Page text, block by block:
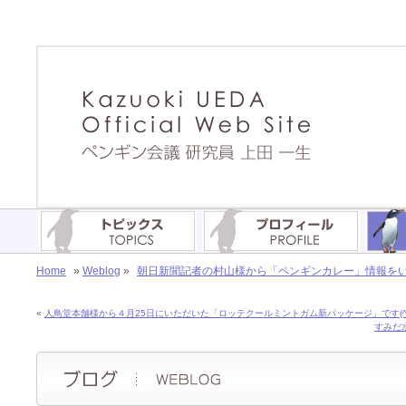
Home » Weblog » 朝日新聞記者の村山様から「ペンギンカレー」情報を
«
人鳥堂本舗様から４月25日にいただいた「ロッテクールミントガム新パッケージ」です
すみだ